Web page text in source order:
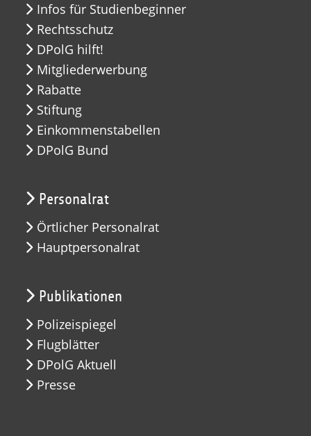
Infos für Studienbeginner
Rechtsschutz
DPolG hilft!
Mitgliederwerbung
Rabatte
Stiftung
Einkommenstabellen
DPolG Bund
Personalrat
Örtlicher Personalrat
Hauptpersonalrat
Publikationen
Polizeispiegel
Flugblätter
DPolG Aktuell
Presse